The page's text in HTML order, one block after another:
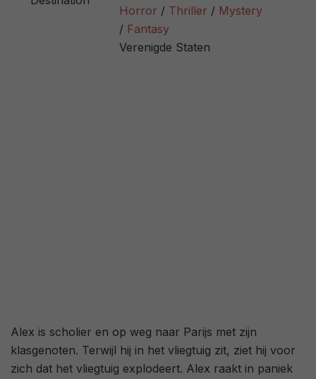
/ 334487
51% / 164
Horror
Thriller
Mystery
Fantasy
Verenigde Staten
Alex is scholier en op weg naar Parijs met zijn
klasgenoten. Terwijl hij in het vliegtuig zit, ziet hij voor
zich dat het vliegtuig explodeert. Alex raakt in paniek